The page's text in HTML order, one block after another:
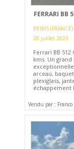
FERRARI BB
REIMS (FRANCE)
28 juillet 2023
Ferrari BB 512
kms. Un
arceau,
plexiglass,
échappement
Vendu par : Franco